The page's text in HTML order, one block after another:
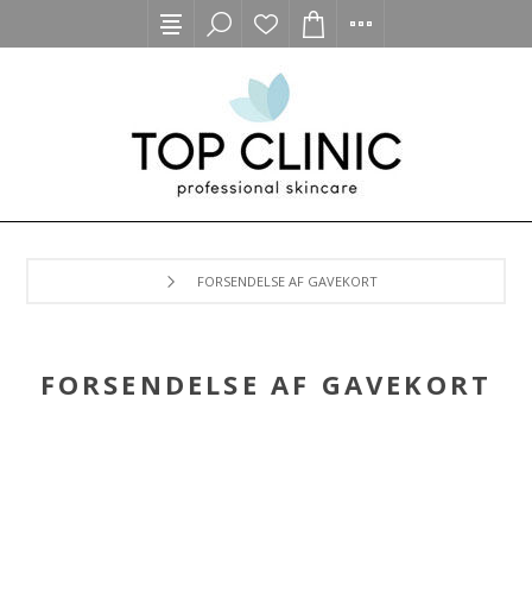
FORSENDELSE AF GAVEKORT
FORSENDELSE AF GAVEKORT